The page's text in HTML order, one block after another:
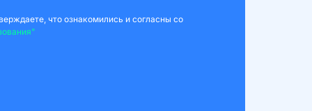
что ознакомились и согласны со